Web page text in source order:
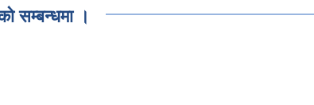
सम्बन्धमा ।